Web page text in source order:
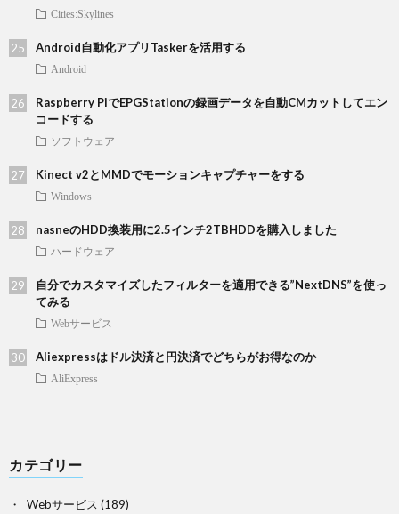
Cities:Skylines
Android自動化アプリTaskerを活用する
Android
Raspberry PiでEPGStationの録画データを自動CMカットしてエン
コードする
ソフトウェア
Kinect v2とMMDでモーションキャプチャーをする
Windows
nasneのHDD換装用に2.5インチ2TBHDDを購入しました
ハードウェア
自分でカスタマイズしたフィルターを適用できる”NextDNS”を使っ
てみる
Webサービス
Aliexpressはドル決済と円決済でどちらがお得なのか
AliExpress
カテゴリー
Webサービス (189)